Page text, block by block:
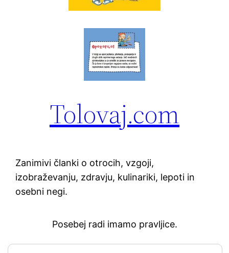
Tolovaj.com
Zanimivi članki o otrocih, vzgoji,
izobraževanju, zdravju, kulinariki, lepoti in
osebni negi.
Posebej radi imamo pravljice.